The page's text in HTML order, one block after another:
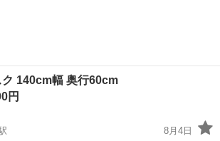
ク 140cm幅 奥行60cm
円
8月4日